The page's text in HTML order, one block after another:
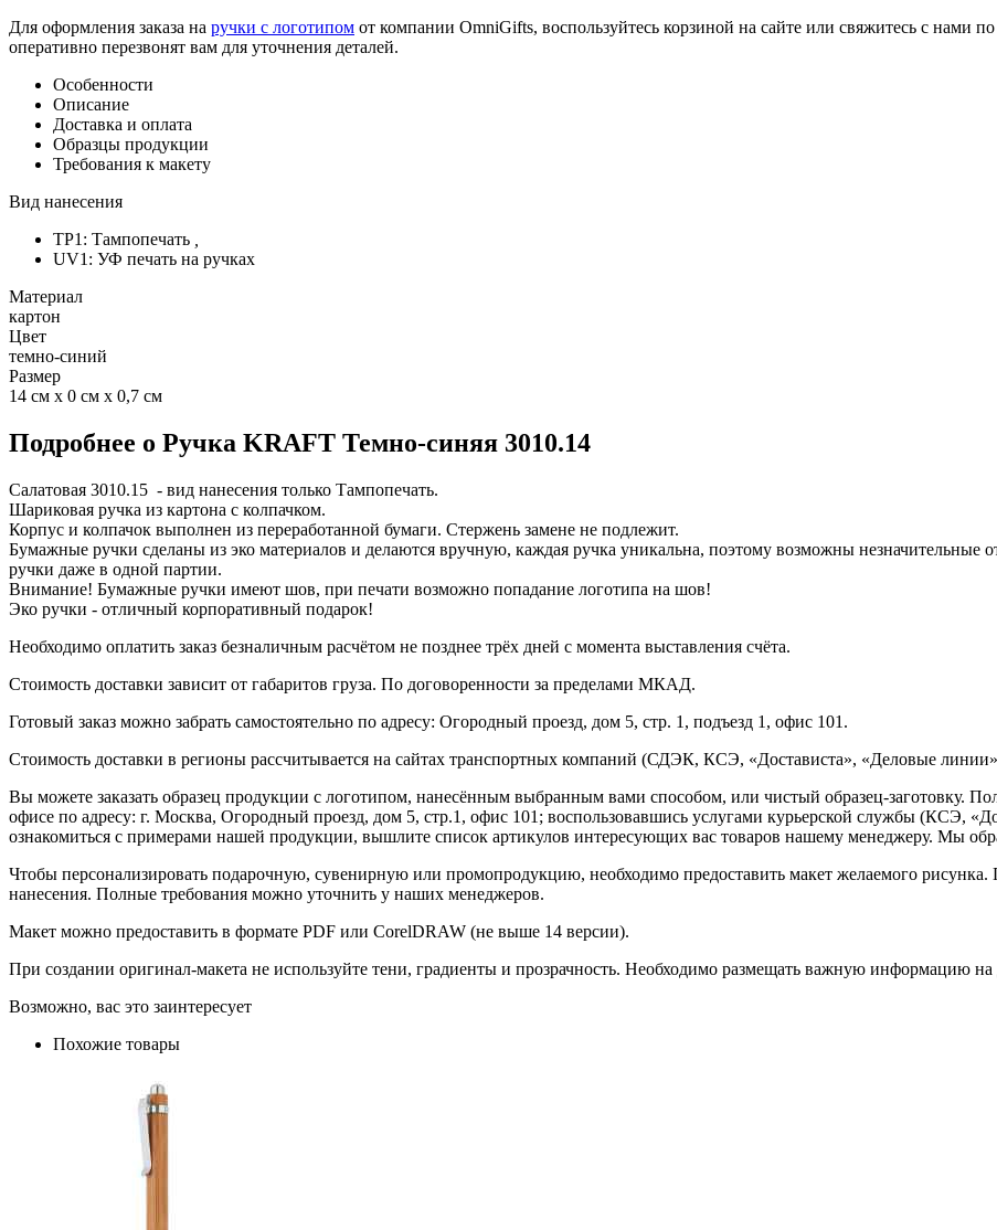
Для оформления заказа на ручки с логотипом от компании OmniGifts, воспользуйтесь корзиной на сайте или свяжитесь с нами
оперативно перезвонят вам для уточнения деталей.
Особенности
Описание
Доставка и оплата
Образцы продукции
Требования к макету
Вид нанесения
TP1: Тампопечать
UV1: УФ печать на ручках
Материал
картон
Цвет
темно-синий
Размер
14 см х 0 см х 0,7 см
Подробнее о Ручка KRAFT Темно-синяя 3010.14
Салатовая 3010.15 - вид нанесения только Тампопечать.
Шариковая ручка из картона с колпачком.
Корпус и колпачок выполнен из переработанной бумаги. Стержень замене не подлежит.
Бумажные ручки сделаны из эко материалов и делаются вручную, каждая ручка уникальна, поэтому возможны незначительные
ручки даже в одной партии.
Внимание! Бумажные ручки имеют шов, при печати возможно попадание логотипа на шов!
Эко ручки - отличный корпоративный подарок!
Необходимо оплатить заказ безналичным расчётом не позднее трёх дней с момента выставления счёта.
Стоимость доставки зависит от габаритов груза. По договоренности за пределами МКАД.
Готовый заказ можно забрать самостоятельно по адресу: Огородный проезд, дом 5, стр. 1, подъезд 1, офис 101.
Стоимость доставки в регионы рассчитывается на сайтах транспортных компаний (СДЭК, КСЭ, «Достависта», «Деловые
Вы можете заказать образец продукции с логотипом, нанесённым выбранным вами способом, или чистый образец-заготовку.
офисе по адресу: г. Москва, Огородный проезд, дом 5, стр.1, офис 101; воспользовавшись услугами курьерской службы (КСЭ,
ознакомиться с примерами нашей продукции, вышлите список артикулов интересующих вас товаров нашему менеджеру. Мы
Чтобы персонализировать подарочную, сувенирную или промопродукцию, необходимо предоставить макет желаемого
нанесения. Полные требования можно уточнить у наших менеджеров.
Макет можно предоставить в формате PDF или CorelDRAW (не выше 14 версии).
При создании оригинал-макета не используйте тени, градиенты и прозрачность. Необходимо размещать важную информацию на
Возможно, вас это заинтересует
Похожие товары